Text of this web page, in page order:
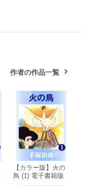
作者の作品一覧
【カラー版】火の
鳥 (1) 電子書籍版